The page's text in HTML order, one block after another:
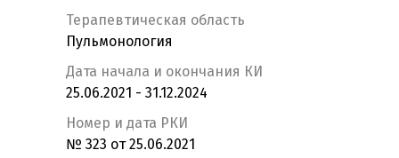
Терапевтическая область
Пульмонология
Дата начала и окончания КИ
25.06.2021 - 31.12.2024
Номер и дата РКИ
№ 323 от 25.06.2021